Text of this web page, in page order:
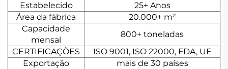
Estabelecido
25+ Anos
Área da fábrica
20.000+ m²
Capacidade
mensal
800+ toneladas
CERTIFICAÇÕES
ISO 9001, ISO 22000, FDA, UE
Exportação
mais de 30 países